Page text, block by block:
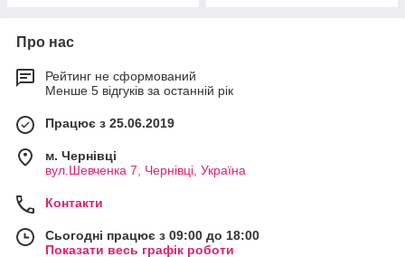
Про нас
Рейтинг не сформований
Менше 5 відгуків за останній рік
Працює з 25.06.2019
м. Чернівці
вул.Шевченка 7, Чернівці, Україна
Контакти
Сьогодні працює з 09:00 до 18:00
Показати весь графік роботи